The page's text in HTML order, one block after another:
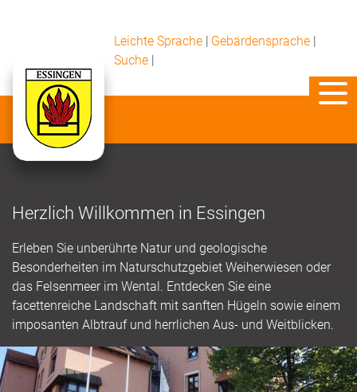
Leichte Sprache | Gebärdensprache |
Suche |
Herzlich Willkommen in Essingen
Erleben Sie unberührte Natur und geologische
Besonderheiten im Naturschutzgebiet Weiherwiesen oder
das Felsenmeer im Wental. Entdecken Sie eine
facettenreiche Landschaft mit sanften Hügeln sowie einem
imposanten Albtrauf und herrlichen Aus- und Weitblicken.